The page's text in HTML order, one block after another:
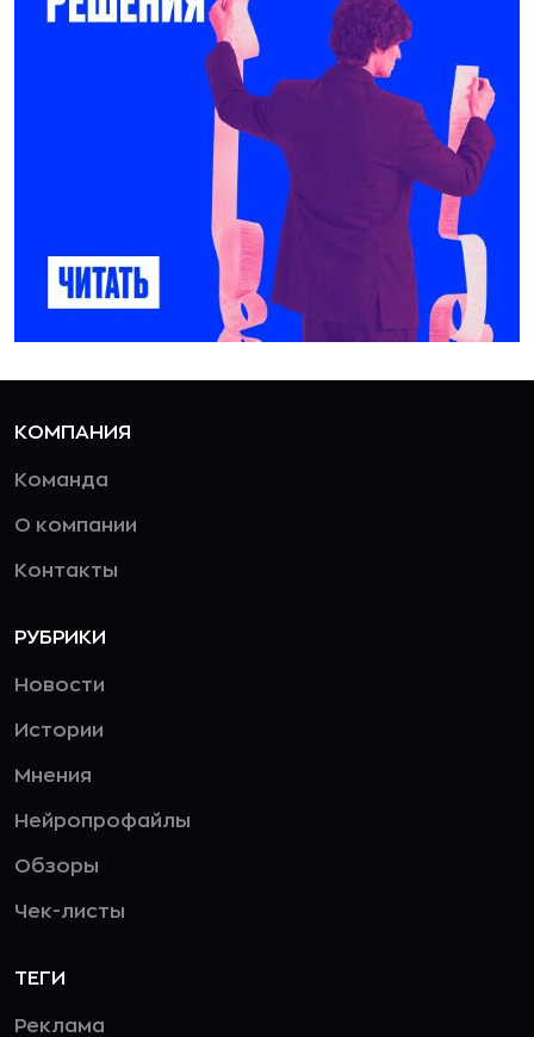
КОМПАНИЯ
Команда
О компании
Контакты
РУБРИКИ
Новости
Истории
Мнения
Нейропрофайлы
Обзоры
Чек-листы
ТЕГИ
Реклама